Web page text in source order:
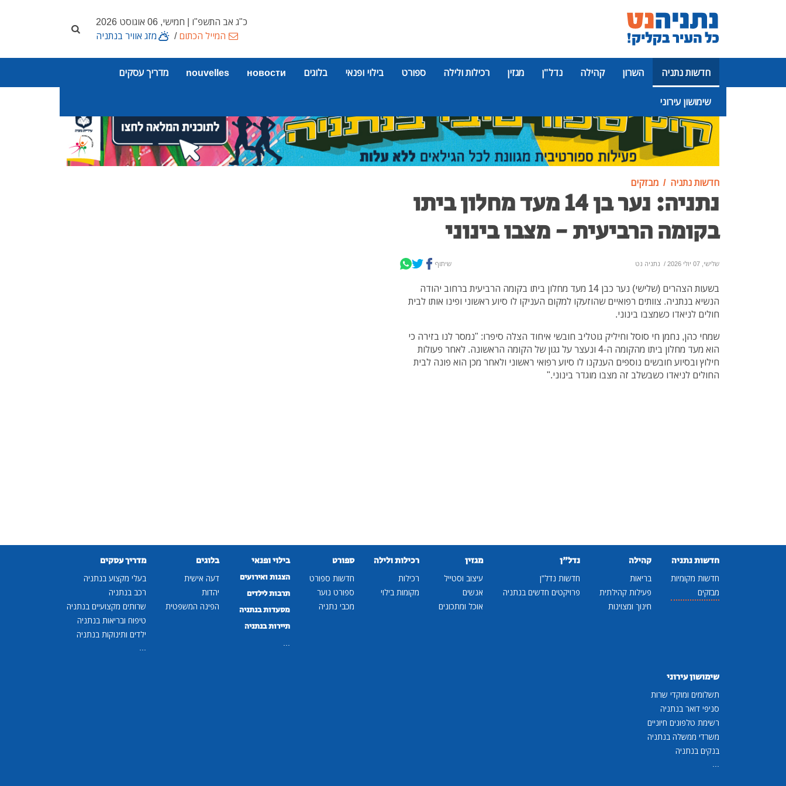
כ"ג אב התשפ"ו | חמישי, 06 אוגוסט 2026
המייל הכתום/ מזג אוויר בנתניה
חדשות נתניה השרון קהילה נדל"ן מגזין רכילות ולילה ספורט בילוי ופנאי בלוגים новости
nouvelles מדריך עסקים
שימושון עירוני
פרסומת
חדשות נתניה מבזקים
נתניה: נער בן 14 מעד מחלון ביתו
בקומה הרביעית - מצבו בינוני
שלישי, 07 יולי 2026 / נתניה נט שיתוף
בשעות הצהרים (שלישי) נער כבן 14 מעד מחלון ביתו בקומה הרביעית ברחוב יהודה
הנשיא בנתניה. צוותים רפואיים שהוזעקו למקום העניקו לו סיוע ראשוני ופינו אותו לבית
חולים לניאדו כשמצבו בינוני.
שמחי כהן, נחמן חי סוסל וחיליק גוטליב חובשי איחוד הצלה סיפרו: "נמסר לנו בזירה כי
הוא מעד מחלון ביתו מהקומה ה-4 ונעצר על גגון של הקומה הראשונה. לאחר פעולות
חילוץ ובסיוע חובשים נוספים הענקנו לו סיוע רפואי ראשוני ולאחר מכן הוא פונה לבית
החולים לניאדו כשבשלב זה מצבו מוגדר בינוני."
חדשות נתניה
חדשות מקומיות
מבזקים
קהילה
בריאות
פעילות קהילתית
חינוך ומצוינות
נדל"ן
חדשות נדל"ן
פרויקטים חדשים בנתניה
מגזין
עיצוב וסטייל
אנשים
אוכל ומתכונים
רכילות ולילה
רכילות
מקומות בילוי
ספורט
חדשות ספורט
ספורט נוער
מכבי נתניה
בילוי ופנאי
הצגות ואירועים
תרבות לילדים
מסעדות בנתניה
תיירות בנתניה
...
בלוגים
דעה אישית
יהדות
הפינה המשפטית
מדריך עסקים
בעלי מקצוע בנתניה
רכב בנתניה
שרותים מקצועיים בנתניה
טיפוח ובריאות בנתניה
ילדים ותינוקות בנתניה
...
שימושון עירוני
תשלומים ומוקדי שרות
סניפי דואר בנתניה
רשימת טלפונים חיוניים
משרדי ממשלה בנתניה
בנקים בנתניה
...